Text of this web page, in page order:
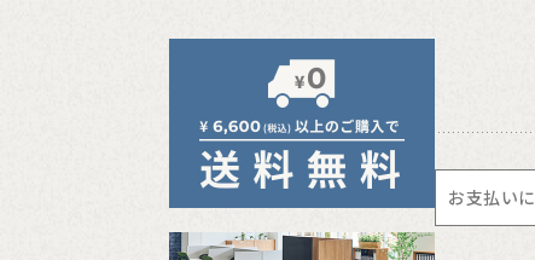
お支払い